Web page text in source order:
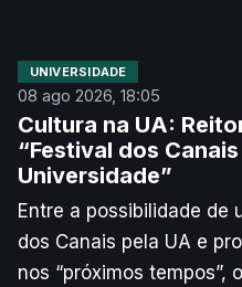
UNIVERSIDADE
08 ago 2026, 18:05
Cultura na UA:
“Festival dos
Universidade”
Entre a possibilidade de
dos Canais pela UA e
nos “próximos tempos”,